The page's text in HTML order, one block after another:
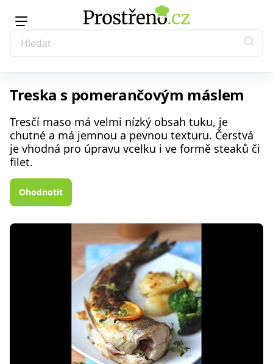
Treska s pomerančovým máslem
Tresčí maso má velmi nízký obsah tuku, je
chutné a má jemnou a pevnou texturu. Čerstvá
je vhodná pro úpravu vcelku i ve formě steaků či
filet.
Ohodnotit